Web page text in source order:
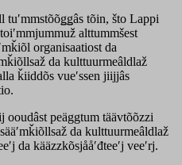
tuʹmmstõõǥǥâs tõin, što Lappi
alttummšest
organisaatiost da
da kulttuurmeâldlaž
ǩiiddõs vueʹssen jiijjâs
ooudâst peäggtum täävtõõzzi
da kulttuurmeâldlaž
da kääzzkõsjååʹđteeʹj veeʹrj.